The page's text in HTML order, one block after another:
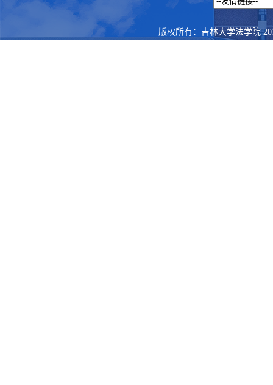
版权所有：吉林大学法学院